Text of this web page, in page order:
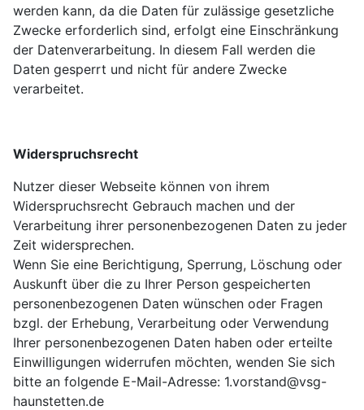
werden kann, da die Daten für zulässige gesetzliche
Zwecke erforderlich sind, erfolgt eine Einschränkung
der Datenverarbeitung. In diesem Fall werden die
Daten gesperrt und nicht für andere Zwecke
verarbeitet.
Widerspruchsrecht
Nutzer dieser Webseite können von ihrem
Widerspruchsrecht Gebrauch machen und der
Verarbeitung ihrer personenbezogenen Daten zu jeder
Zeit widersprechen.
Wenn Sie eine Berichtigung, Sperrung, Löschung oder
Auskunft über die zu Ihrer Person gespeicherten
personenbezogenen Daten wünschen oder Fragen
bzgl. der Erhebung, Verarbeitung oder Verwendung
Ihrer personenbezogenen Daten haben oder erteilte
Einwilligungen widerrufen möchten, wenden Sie sich
bitte an folgende E-Mail-Adresse: 1.vorstand@vsg-
haunstetten.de